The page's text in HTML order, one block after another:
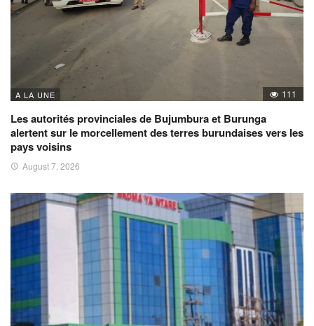
A LA UNE 111
Les autorités provinciales de Bujumbura et Burunga
alertent sur le morcellement des terres burundaises vers les
pays voisins
August 7, 2026